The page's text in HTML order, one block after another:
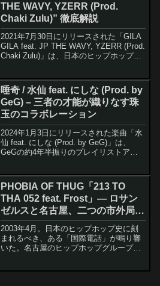
THE WAVY, YZERR (Prod.
Chaki Zulu)” 徹底解説
2021年7月30日にリリースされた「GILA
GILA feat. JP THE WAVY, YZERR (Prod.
Chaki Zulu)」は、日本のヒップホップシ
唾奇 / 水仙 feat. にしな (Prod. by
GeG) – 三者の才能が織りなす珠
玉のコラボレーション
2024年1月3日にリリースされた楽曲「水
仙 feat. にしな (Prod. by GeG)」は、
GeGの約4年半振りのプレイリストアル
PHOBIA OF THUG「213 TO
THA 052 feat. Frost」― ロサン
ゼルスと名古屋、二つの市外局番
が結ばれた瞬間
2003年4月。日本のヒップホップ史に刻
まれるべき、ある「国際電話」が鳴り響
いた。名古屋のヒップホップグループ